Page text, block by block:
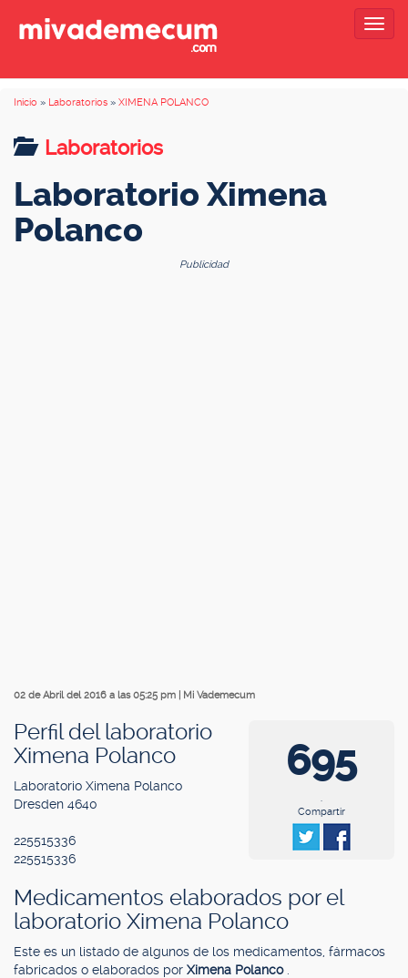
Inicio » Laboratorios » XIMENA POLANCO
Laboratorios
Laboratorio Ximena
Polanco
Publicidad
02 de Abril del 2016 a las 05:25 pm Mi Vademecum
695
.
Compartir
Perfil del laboratorio
Ximena Polanco
Laboratorio Ximena Polanco
Dresden 4640
225515336
225515336
Medicamentos elaborados por el
laboratorio Ximena Polanco
Este es un listado de algunos de los medicamentos, fármacos
fabricados o elaborados por Ximena Polanco